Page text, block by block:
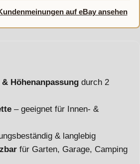
auf eBay ansehen
& Höhenanpassung durch 2
– geeignet für Innen- &
& langlebig
für Garten, Garage, Camping